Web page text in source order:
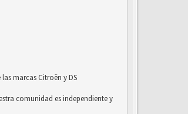
marcas Citroën y DS
comunidad es independiente y